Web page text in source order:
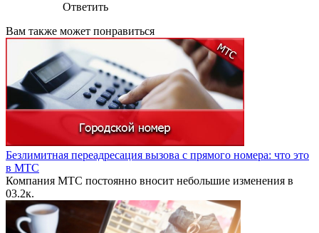
Ответить
Вам также может понравиться
Безлимитная переадресация вызова с прямого номера: что это
в МТС
Компания МТС постоянно вносит небольшие изменения в
03.2к.